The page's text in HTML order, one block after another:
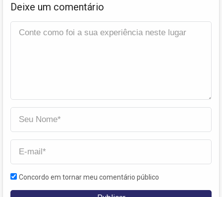
Deixe um comentário
Concordo em tornar meu comentário público